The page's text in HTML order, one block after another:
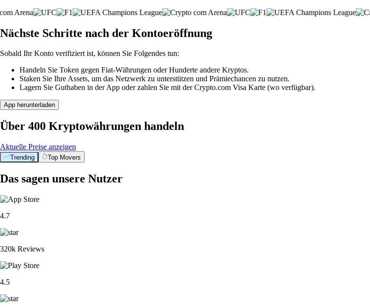
Nächste Schritte nach der Kontoeröffnung
Sobald Ihr Konto verifiziert ist, können Sie Folgendes tun:
Handeln Sie Token gegen Fiat-Währungen oder Hunderte andere Kryptos.
Staken Sie Ihre Assets, um das Netzwerk zu unterstützen und Prämiechancen zu nutzen.
Lagern Sie Guthaben in der App oder zahlen Sie mit der Crypto.com Visa Karte (wo verfügbar).
App herunterladen
Über 400 Kryptowährungen handeln
Aktuelle Preise anzeigen
Trending Top Movers
Das sagen unsere Nutzer
4.7
320k Reviews
4.5